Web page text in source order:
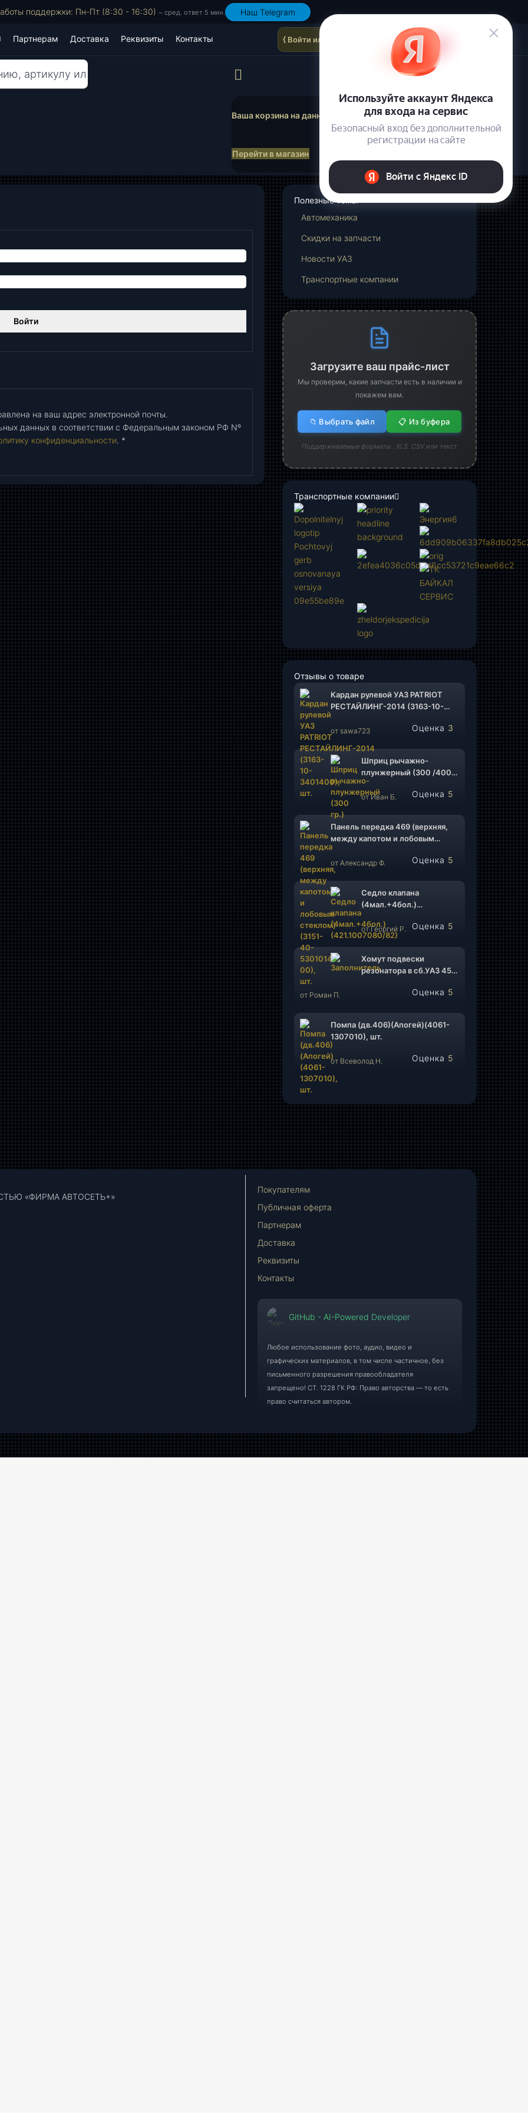
поддержки: Пн-Пт (8:30 - 16:30) ~ сред. ответ 5 мин. Наш Telegram
Партнерам Доставка Реквизиты Контакты { Войти или зарегистрироваться }
Ваша корзина на данный момент пуста.
Перейти в магазин
Войти
​​на ваш адрес электронной почты.
данных в соответствии с Федеральным законом РФ Nº
конфиденциальности. *
Полезные темы
Автомеханика
Cкидки на запчасти
Новости УАЗ
Транспортные компании
Загрузите ваш прайс-лист
Мы проверим, какие запчасти есть в наличии и
покажем вам.
📁 Выбрать файл 📋 Из буфера
Поддерживаемые форматы: .XLS .CSV или текст
Транспортные компании
Отзывы о товаре
Кардан рулевой УАЗ PATRIOT
РЕСТАЙЛИНГ-2014 (3163-10-
Оценка 3
от sawa723
Шприц рычажно-
плунжерный (300 /400
гр.), шт.
Оценка 5
от Иван Б.
Панель передка 469 (верхняя,
между капотом и лобовым
стеклом)(3151-40-5301014-00),
шт.
Оценка 5
от Александр Ф.
Седло клапана
(4мал.+4бол.)
Оценка 5
от Георгий Р.
Хомут подвески
резонатора в сб.УАЗ 452,
1203070/315123-Оценка 5
от Роман П.
Помпа (дв.406)(Апогей)(4061-
1307010), шт.
Оценка 5
от Всеволод Н.
«ФИРМА АВТОСЕТЬ+»
Покупателям
Публичная оферта
Партнерам
Доставка
Реквизиты
Контакты
GitHub - AI-Powered Developer
Любое использование фото, аудио, видео и
графических материалов, в том числе частичное, без
письменного разрешения правообладателя
запрещено! СТ. 1228 ГК РФ: Право авторства — то есть
право считаться автором.